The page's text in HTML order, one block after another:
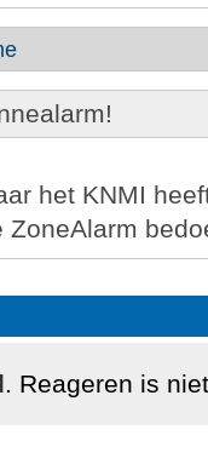
het KNMI
ZoneAlarm
. Reageren is